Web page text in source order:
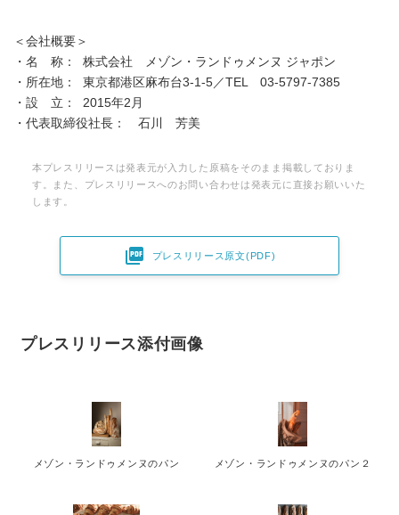
＜会社概要＞
・名 称： 株式会社 メゾン・ランドゥメンヌ ジャポン
・所在地： 東京都港区麻布台3-1-5／TEL 03-5797-7385
・設 立： 2015年2月
・代表取締役社長： 石川 芳美
本プレスリリースは発表元が入力した原稿をそのまま掲載しておりま
す。また、プレスリリースへのお問い合わせは発表元に直接お願いいた
します。
 プレスリリース原文(PDF)
プレスリリース添付画像
メゾン・ランドゥメンヌのパン メゾン・ランドゥメンヌのパン２